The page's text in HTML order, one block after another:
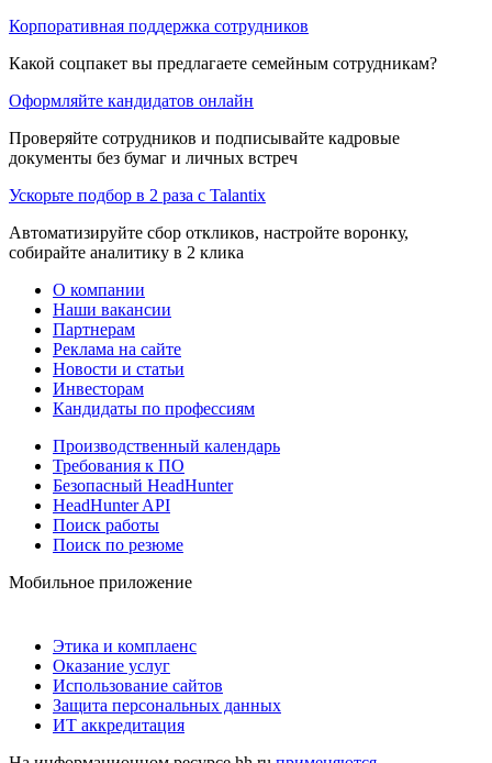
Корпоративная поддержка сотрудников
Какой соцпакет вы предлагаете семейным сотрудникам?
Оформляйте кандидатов онлайн
Проверяйте сотрудников и подписывайте кадровые
документы без бумаг и личных встреч
Ускорьте подбор в 2 раза с Talantix
Автоматизируйте сбор откликов, настройте воронку,
собирайте аналитику в 2 клика
О компании
Наши вакансии
Партнерам
Реклама на сайте
Новости и статьи
Инвесторам
Кандидаты по профессиям
Производственный календарь
Требования к ПО
Безопасный HeadHunter
HeadHunter API
Поиск работы
Поиск по резюме
Мобильное приложение
Этика и комплаенс
Оказание услуг
Использование сайтов
Защита персональных данных
ИТ аккредитация